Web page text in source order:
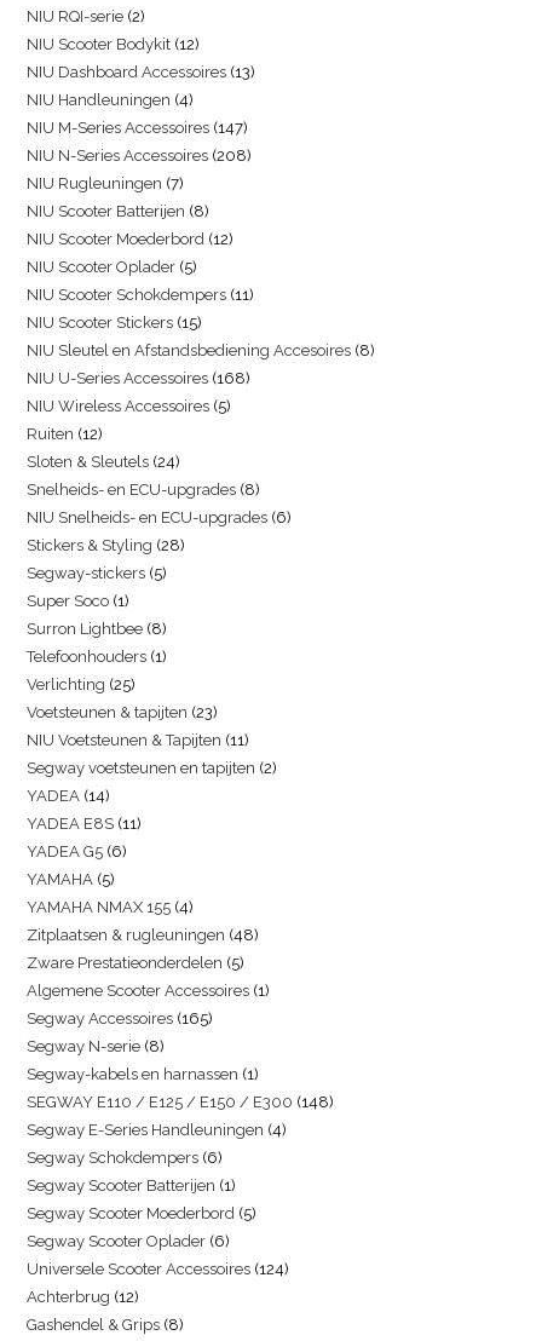
NIU RQI-serie 2
NIU Scooter Bodykit 12
NIU Dashboard Accessoires 13
NIU Handleuningen 4
NIU M-Series Accessoires 147
NIU N-Series Accessoires 208
NIU Rugleuningen 7
NIU Scooter Batterijen 8
NIU Scooter Moederbord 12
NIU Scooter Oplader 5
NIU Scooter Schokdempers 11
NIU Scooter Stickers 15
NIU Sleutel en Afstandsbediening Accesoires 8
NIU U-Series Accessoires 168
NIU Wireless Accessoires 5
Ruiten 12
Sloten & Sleutels 24
Snelheids- en ECU-upgrades 8
NIU Snelheids- en ECU-upgrades 6
Stickers & Styling 28
Segway-stickers 5
Super Soco 1
Surron Lightbee 8
Telefoonhouders 1
Verlichting 25
Voetsteunen & tapijten 23
NIU Voetsteunen & Tapijten 11
Segway voetsteunen en tapijten 2
YADEA 14
YADEA E8S 11
YADEA G5 6
YAMAHA 5
YAMAHA NMAX 155 4
Zitplaatsen & rugleuningen 48
Zware Prestatieonderdelen 5
Algemene Scooter Accessoires 1
Segway Accessoires 165
Segway N-serie 8
Segway-kabels en harnassen 1
SEGWAY E110 / E125 / E150 / E300 148
Segway E-Series Handleuningen 4
Segway Schokdempers 6
Segway Scooter Batterijen 1
Segway Scooter Moederbord 5
Segway Scooter Oplader 6
Universele Scooter Accessoires 124
Achterbrug 12
Gashendel & Grips 8